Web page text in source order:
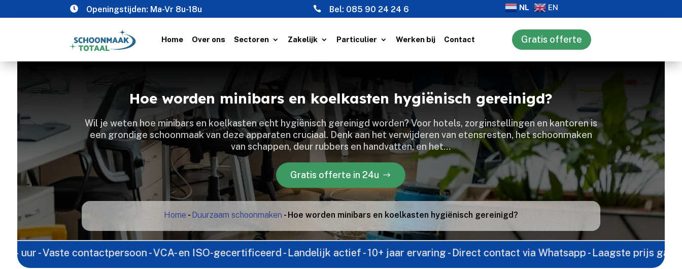
 Openingstijden: Ma-Vr 8u-18u  Bel: 085 90 24 24 6 NL EN
Home Over ons Sectoren Zakelijk Particulier Werken bij Contact Gratis offerte
Hoe worden minibars en koelkasten hygiënisch gereinigd?
Wil je weten hoe minibars en koelkasten echt hygiënisch gereinigd worden? Voor hotels, zorginstellingen en kantoren is
een grondige schoonmaak van deze apparaten cruciaal.​ Denk aan het verwijderen van etensresten, het schoonmaken
van schappen, deur rubbers en handvatten, en het…
Gratis offerte in 24u
Home - Duurzaam schoonmaken - Hoe worden minibars en koelkasten hygiënisch gereinigd?
contactpersoon - VCA- en ISO-gecertificeerd - Landelijk actief - 10+ jaar ervaring - Direct contact via Whatsapp - Laagste prijs garantie -